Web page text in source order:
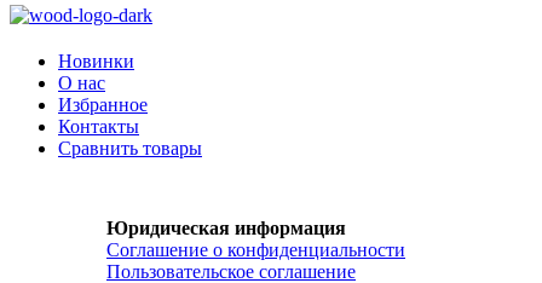
Новинки
О нас
Избранное
Контакты
Сравнить товары
Юридическая информация
Соглашение о конфиденциальности
Пользовательское соглашение